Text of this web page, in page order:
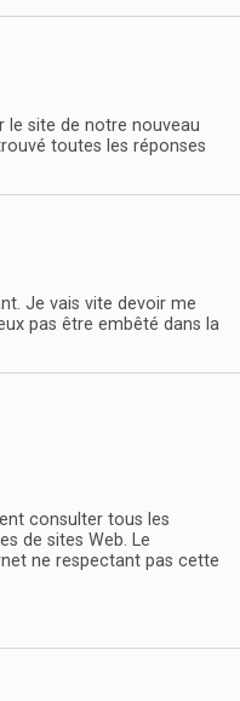
le site de notre nouveau
toutes les réponses
Je vais vite devoir me
pas être embêté dans la
consulter tous les
de sites Web. Le
ne respectant pas cette